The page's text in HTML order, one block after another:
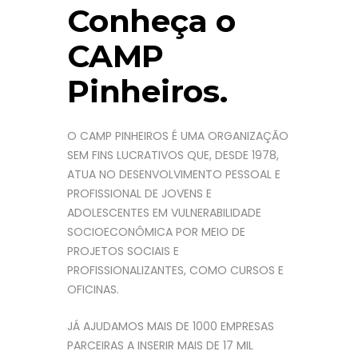
Conheça o
CAMP
Pinheiros.
O CAMP PINHEIROS É UMA ORGANIZAÇÃO
SEM FINS LUCRATIVOS QUE, DESDE 1978,
ATUA NO DESENVOLVIMENTO PESSOAL E
PROFISSIONAL DE JOVENS E
ADOLESCENTES EM VULNERABILIDADE
SOCIOECONÔMICA POR MEIO DE
PROJETOS SOCIAIS E
PROFISSIONALIZANTES, COMO CURSOS E
OFICINAS.
JÁ AJUDAMOS MAIS DE 1000 EMPRESAS
PARCEIRAS A INSERIR MAIS DE 17 MIL